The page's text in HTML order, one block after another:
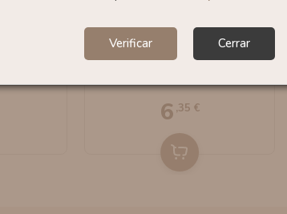
Verificar Cerrar
10ml
Sales Ice 10ml By
Havana Dream
6 ,35 €